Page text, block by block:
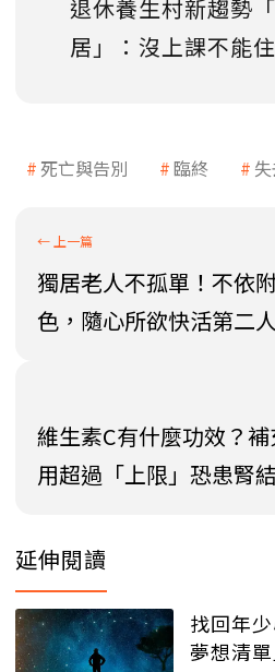
退休養生村新趨勢
居」：沒上課不能
死亡與告別 臨終
獨居老人不孤單！不依
色，隨心所欲快活第二
維生素C有什麼功效？
用超過「上限」恐患腎
延伸閱讀
找回年
夢想清